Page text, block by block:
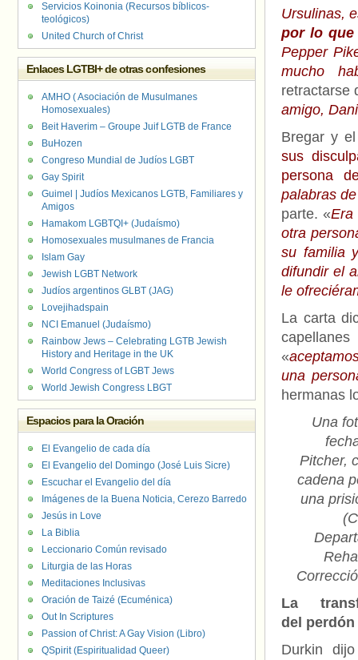
Ursulinas,
por lo que
Pepper
mucho
retractarse
amigo,
Bregar y
sus
persona
palabras
parte. «Era
otra
su familia
difundir el
le
La carta
«
una
hermanas
Una
Pitcher,
cadena
una
La
del perdón
Durkin
Servicios Koinonia (Recursos bíblicos-
teológicos)
United Church of Christ
Enlaces LGTBI+ de otras confesiones
AMHO ( Asociación de Musulmanes
Homosexuales)
Beit Haverim – Groupe Juif LGTB de France
BuHozen
Congreso Mundial de Judíos LGBT
Gay Spirit
Guimel | Judíos Mexicanos LGTB, Familiares y
Amigos
Hamakom LGBTQI+ (Judaísmo)
Homosexuales musulmanes de Francia
Islam Gay
Jewish LGBT Network
Judíos argentinos GLBT (JAG)
Lovejihadspain
NCI Emanuel (Judaísmo)
Rainbow Jews – Celebrating LGTB Jewish
History and Heritage in the UK
World Congress of LGBT Jews
World Jewish Congress LBGT
Espacios para la Oración
El Evangelio de cada día
El Evangelio del Domingo (José Luis Sicre)
Escuchar el Evangelio del día
Imágenes de la Buena Noticia, Cerezo Barredo
Jesús in Love
La Biblia
Leccionario Común revisado
Liturgia de las Horas
Meditaciones Inclusivas
Oración de Taizé (Ecuménica)
Out In Scriptures
Passion of Christ: A Gay Vision (Libro)
QSpirit (Espiritualidad Queer)